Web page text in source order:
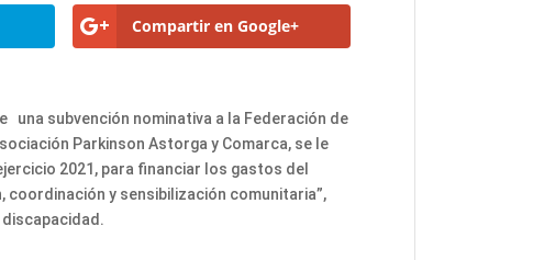
Compartir en Google+
una subvención nominativa a la Federación de
Parkinson Astorga y Comarca, se le
2021, para financiar los gastos del
coordinación y sensibilización comunitaria”,